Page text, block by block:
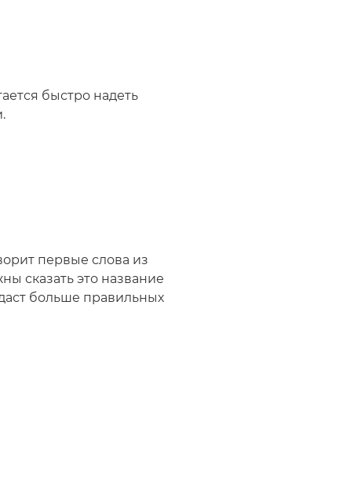
быстро надеть
первые слова из
сказать это название
больше правильных